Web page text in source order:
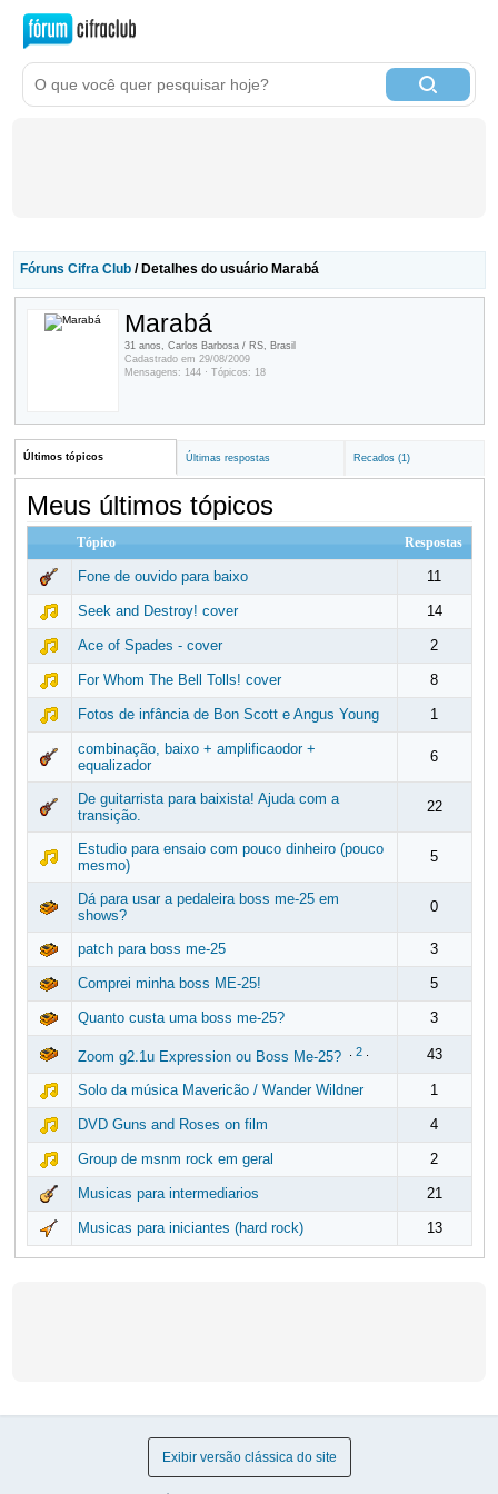
Fóruns Cifra Club/ Detalhes do usuário Marabá
Marabá
31 anos, Carlos Barbosa / RS, Brasil
Cadastrado em 29/08/2009
Mensagens: 144 · Tópicos: 18
Últimos tópicos Últimas respostas Recados (1)
Meus últimos tópicos
Tópico Respostas
Fone de ouvido para baixo 11
Seek and Destroy! cover 14
Ace of Spades - cover 2
For Whom The Bell Tolls! cover 8
Fotos de infância de Bon Scott e Angus Young 1
combinação, baixo + amplificaodor +
equalizador
6
De guitarrista para baixista! Ajuda com a
transição.
22
Estudio para ensaio com pouco dinheiro (pouco
mesmo)
5
Dá para usar a pedaleira boss me-25 em
shows?
0
patch para boss me-25 3
Comprei minha boss ME-25! 5
Quanto custa uma boss me-25? 3
Zoom g2.1u Expression ou Boss Me-25? 2. 43
Solo da música Mavericão / Wander Wildner 1
DVD Guns and Roses on film 4
Group de msnm rock em geral 2
Musicas para intermediarios 21
Musicas para iniciantes (hard rock) 13
Exibir versão clássica do site